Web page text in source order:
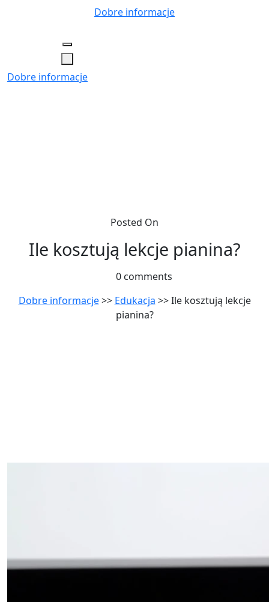
Dobre informacje
Dobre informacje
Posted On
Ile kosztują lekcje pianina?
0 comments
Dobre informacje>> Edukacja >> Ile kosztują lekcje
pianina?